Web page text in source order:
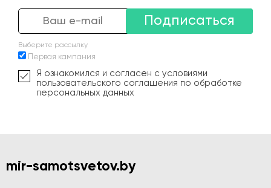
Подписаться
Выберите рассылку
Первая кампания
Я ознакомился и согласен с условиями
пользовательского соглашения по обработке
персональных данных
mir-samotsvetov.by